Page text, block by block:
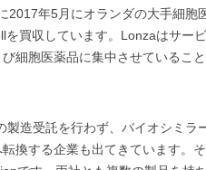
2017年5月にオランダの大手細胞
買収しています。Lonzaはサー
細胞医薬品に集中させているこ
造受託を行わず、バイオシミラ
換する企業も出てきています。